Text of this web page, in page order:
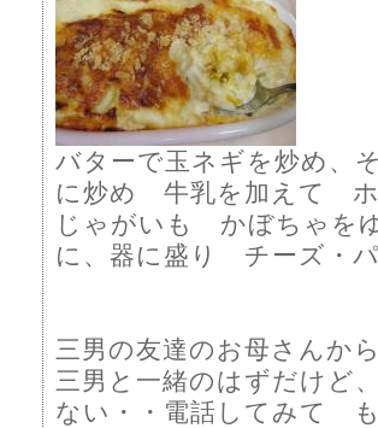
バターで玉ネギを炒め
に炒め 牛乳を加えて ホ
じゃがいも かぼちゃを
に、器に盛り チーズ・
三男の友達のお母さんか
三男と一緒のはずだけど
ない・・電話してみて